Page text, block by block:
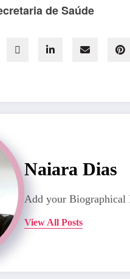
de Saúde
Naiara Dias
Add your
View All Posts